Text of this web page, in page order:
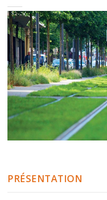
PRÉSENTATION